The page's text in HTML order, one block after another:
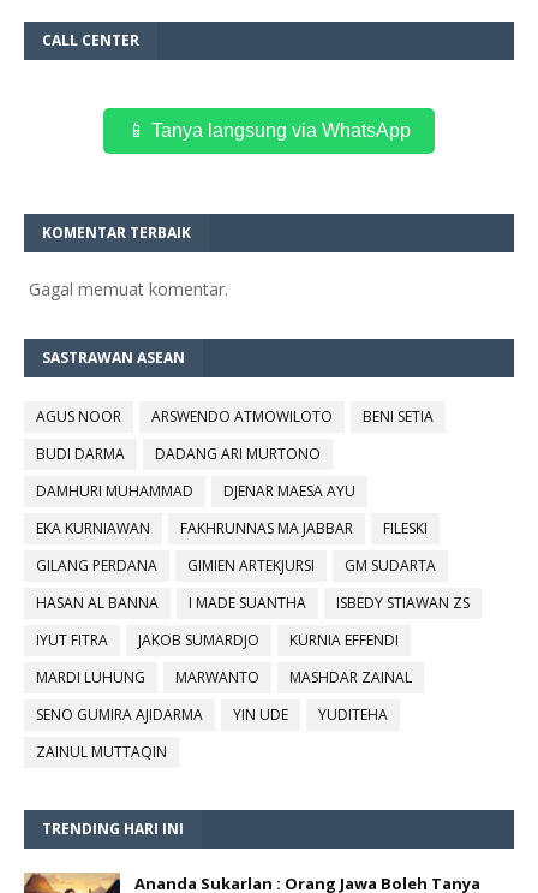
CALL CENTER
📱 Tanya langsung via WhatsApp
KOMENTAR TERBAIK
Gagal memuat komentar.
SASTRAWAN ASEAN
AGUS NOOR ARSWENDO ATMOWILOTO
BENI SETIA
BUDI DARMA
DADANG ARI MURTONO
DAMHURI MUHAMMAD
DJENAR MAESA AYU
EKA KURNIAWAN
FAKHRUNNAS MA JABBAR
FILESKI
GILANG PERDANA
GIMIEN ARTEKJURSI
GM SUDARTA
HASAN AL BANNA
I MADE SUANTHA
ISBEDY STIAWAN ZS
IYUT FITRA
JAKOB SUMARDJO
KURNIA EFFENDI
MARDI LUHUNG
MARWANTO
MASHDAR ZAINAL
SENO GUMIRA AJIDARMA
YIN UDE
YUDITEHA
ZAINUL MUTTAQIN
TRENDING HARI INI
Ananda Sukarlan : Orang Jawa Boleh Tanya